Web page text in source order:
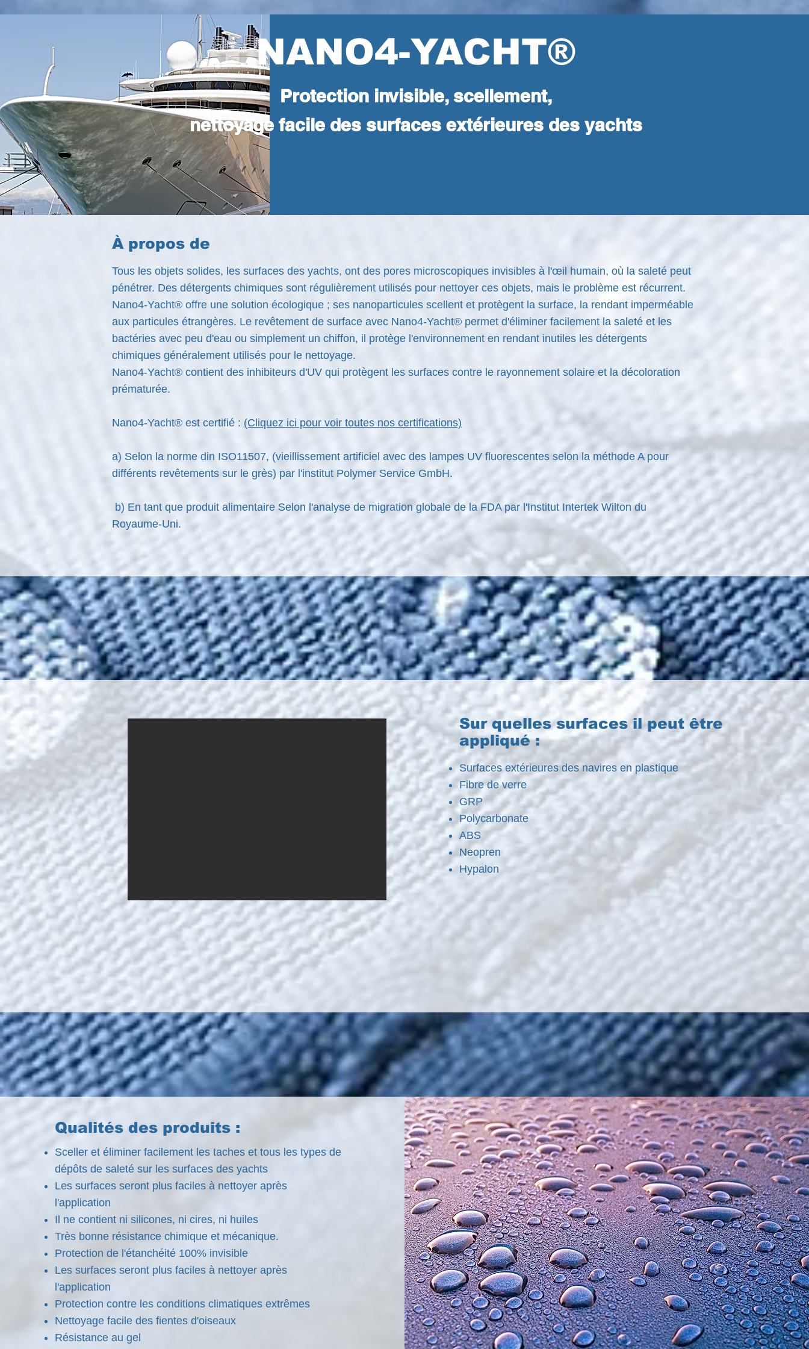
NANO4-YACHT®
Protection invisible, scellement,
nettoyage facile des surfaces extérieures des yachts
À propos de
Tous les objets solides, les surfaces des yachts, ont des pores microscopiques invisibles à l'œil humain, où la saleté peut
pénétrer. Des détergents chimiques sont régulièrement utilisés pour nettoyer ces objets, mais le problème est récurrent.
Nano4-Yacht® offre une solution écologique ; ses nanoparticules scellent et protègent la surface, la rendant imperméable
aux particules étrangères. Le revêtement de surface avec Nano4-Yacht® permet d'éliminer facilement la saleté et les
bactéries avec peu d'eau ou simplement un chiffon, il protège l'environnement en rendant inutiles les détergents
chimiques généralement utilisés pour le nettoyage.
Nano4-Yacht® contient des inhibiteurs d'UV qui protègent les surfaces contre le rayonnement solaire et la décoloration
prématurée.
Nano4-Yacht® est certifié : (Cliquez ici pour voir toutes nos certifications)
a) Selon la norme din ISO11507, (vieillissement artificiel avec des lampes UV fluorescentes selon la méthode A pour
différents revêtements sur le grès) par l'institut Polymer Service GmbH.
b) En tant que produit alimentaire Selon l'analyse de migration globale de la FDA par l'Institut Intertek Wilton du
Royaume-Uni.
Sur quelles surfaces il peut être
appliqué :
Surfaces extérieures des navires en plastique
Fibre de verre
GRP
Polycarbonate
ABS
Neopren
Hypalon
Qualités des produits :
Sceller et éliminer facilement les taches et tous les types de
dépôts de saleté sur les surfaces des yachts
Les surfaces seront plus faciles à nettoyer après
l'application
Il ne contient ni silicones, ni cires, ni huiles
Très bonne résistance chimique et mécanique.
Protection de l'étanchéité 100% invisible
Les surfaces seront plus faciles à nettoyer après
l'application
Protection contre les conditions climatiques extrêmes
Nettoyage facile des fientes d'oiseaux
Résistance au gel